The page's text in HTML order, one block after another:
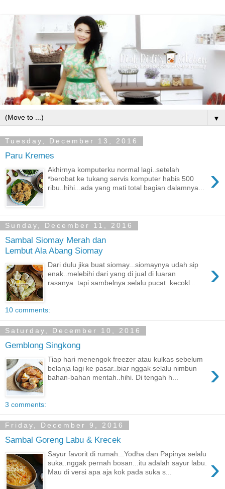
▼
Tuesday, December 13, 2016
Paru Kremes
›
Akhirnya komputerku normal lagi..setelah
*berobat ke tukang servis komputer habis 500
ribu..hihi...ada yang mati total bagian dalamnya...
Sunday, December 11, 2016
Sambal Siomay Merah dan
Lembut Ala Abang Siomay
›
Dari dulu jika buat siomay...siomaynya udah sip
enak..melebihi dari yang di jual di luaran
rasanya..tapi sambelnya selalu pucat..kecokl...
10 comments:
Saturday, December 10, 2016
Gemblong Singkong
›
Tiap hari menengok freezer atau kulkas sebelum
belanja lagi ke pasar..biar nggak selalu nimbun
bahan-bahan mentah..hihi. Di tengah h...
3 comments:
Friday, December 9, 2016
Sambal Goreng Labu & Krecek
›
Sayur favorit di rumah...Yodha dan Papinya selalu
suka..nggak pernah bosan...itu adalah sayur labu.
Mau di versi apa aja kok pada suka s...